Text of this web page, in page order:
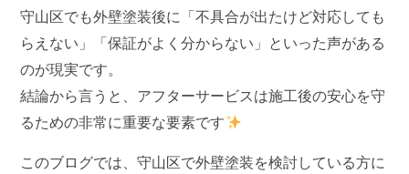
守山区でも外壁塗装後に「不具合が出たけど対応しても
らえない」「保証がよく分からない」といった声がある
のが現実です。
結論から言うと、アフターサービスは施工後の安心を守
るための非常に重要な要素です
このブログでは、守山区で外壁塗装を検討している方に